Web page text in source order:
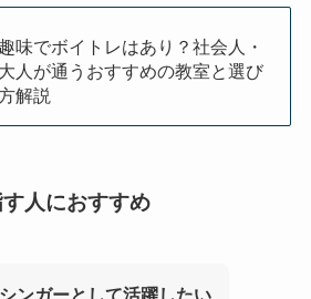
趣味でボイトレはあり？社会人・
大人が通うおすすめの教室と選び
解説
人におすすめ
ンガーとして活躍したい